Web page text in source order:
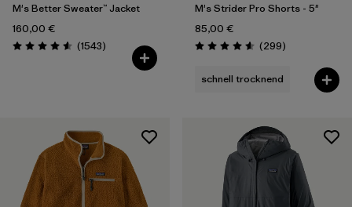
M's Better Sweater™ Jacket
160,00 €
Bewertung: 4.6 / 5
(1543Rezensionen
)
M's Strider Pro Shorts - 5"
85,00 €
Bewertung: 4.5 / 5
(299Rezensionen
)
schnell trocknend